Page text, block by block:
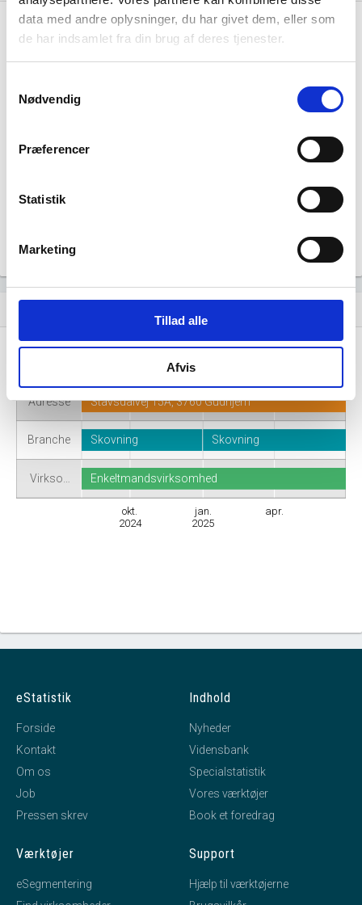
data med andre oplysninger, du har givet dem, eller som
de har indsamlet fra din brug af deres tjenester.
Nødvendig
Præferencer
Statistik
Marketing
Tillad alle
Afvis
Dennis Hansen har ikke haft nogen
beskæftigelse endnu. Vi kan derfor ikke
generere figuren for denne virksomhed.
Adresse
Branche
Virkso…
okt.
2024
jan.
2025
apr.
Stavsdalvej 15A, 3760 Gudhjem
Skovning Skovning
Enkeltmandsvirksomhed
eStatistik
Forside
Kontakt
Om os
Job
Pressen skrev
Indhold
Nyheder
Vidensbank
Specialstatistik
Vores værktøjer
Book et foredrag
Værktøjer
eSegmentering
Support
Hjælp til værktøjerne